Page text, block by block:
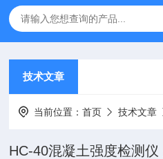
技术文章
当前位置：首页 技术文章
HC-40混凝土强度检测